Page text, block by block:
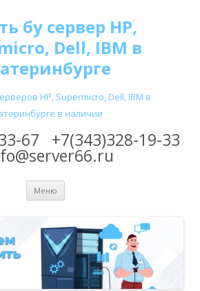
бу сервер HP,
Dell, IBM в
HP, Supermicro, Dell, IBM в
в наличии
67 +7(343)328-19-33
Меню